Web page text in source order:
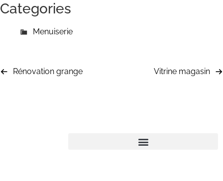
Categories
Menuiserie
Rénovation grange Vitrine magasin